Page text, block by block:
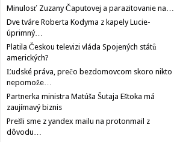
Minulosť Zuzany Čaputovej a parazitovanie na…
Dve tváre Roberta Kodyma z kapely Lucie-
úprimný…
Platila Českou televizi vláda Spojených států
amerických?
Ľudské práva, prečo bezdomovcom skoro nikto
nepomože…
Partnerka ministra Matúša Šutaja Eštoka má
zaujímavý biznis
Prešli sme z yandex mailu na protonmail z
dôvodu…